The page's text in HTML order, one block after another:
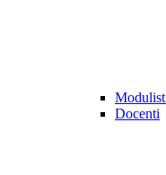
Docenti